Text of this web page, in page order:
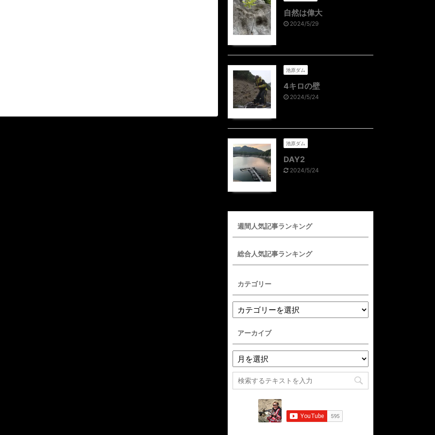
自然は偉大
2024/5/29
池原ダム
4キロの壁
2024/5/24
池原ダム
DAY2
2024/5/24
週間人気記事ランキング
総合人気記事ランキング
カテゴリー
アーカイブ